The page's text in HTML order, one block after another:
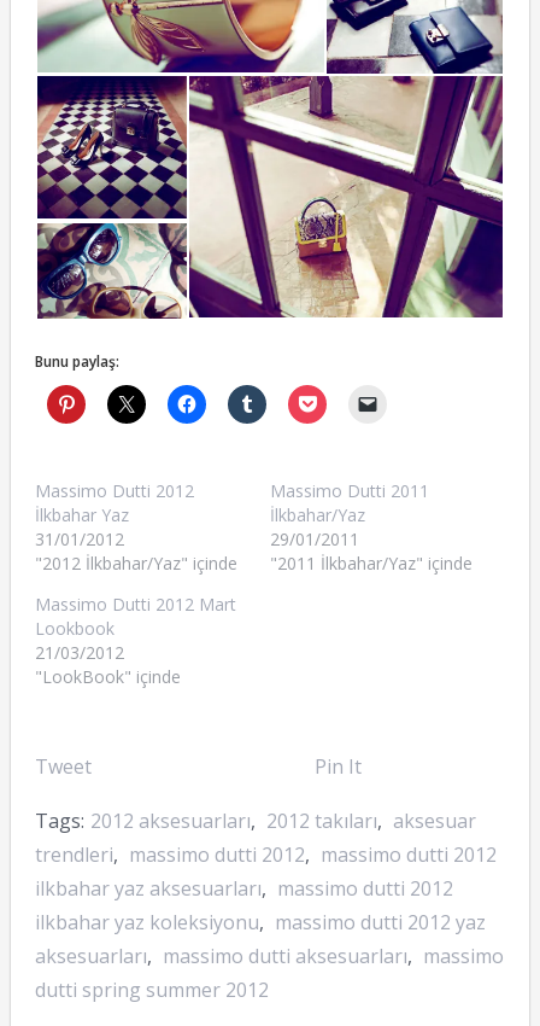
Bunu paylaş:
Massimo Dutti 2012
İlkbahar Yaz
31/01/2012
"2012 İlkbahar/Yaz" içinde
Massimo Dutti 2011
İlkbahar/Yaz
29/01/2011
"2011 İlkbahar/Yaz" içinde
Massimo Dutti 2012 Mart
Lookbook
21/03/2012
"LookBook" içinde
Tweet Pin It
Tags: 2012 aksesuarları, 2012 takıları, aksesuar
trendleri, massimo dutti 2012, massimo dutti 2012
ilkbahar yaz aksesuarları, massimo dutti 2012
ilkbahar yaz koleksiyonu, massimo dutti 2012 yaz
aksesuarları, massimo dutti aksesuarları, massimo
dutti spring summer 2012